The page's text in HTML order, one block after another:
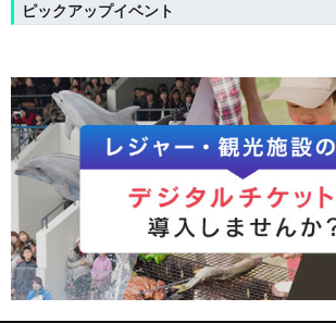
ピックアップイベント